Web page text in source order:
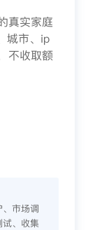
真实家庭
城市、ip
不收取额
市场调
、收集